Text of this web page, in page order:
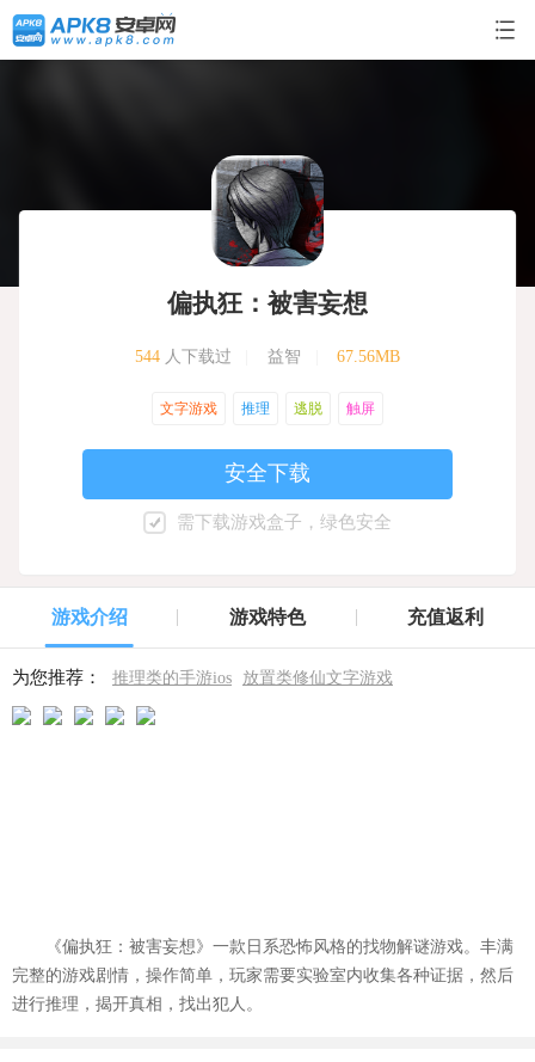
偏执狂：被害妄想
544人下载过 益智 67.56MB
文字游戏 推理 逃脱 触屏
安全下载
需下载游戏盒子，绿色安全
游戏介绍 游戏特色 充值返利
为您推荐： 推理类的手游ios 放置类修仙文字游戏
《偏执狂：被害妄想》一款日系恐怖风格的找物解谜游戏。丰满
完整的游戏剧情，操作简单，玩家需要实验室内收集各种证据，然后
进行推理，揭开真相，找出犯人。